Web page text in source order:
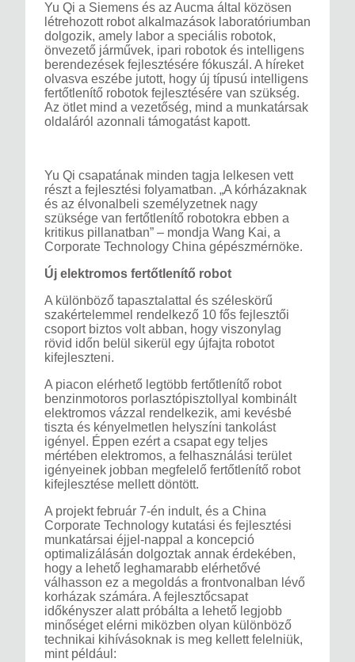
Yu Qi a Siemens és az Aucma által közösen
létrehozott robot alkalmazások laboratóriumban
dolgozik, amely labor a speciális robotok,
önvezető járművek, ipari robotok és intelligens
berendezések fejlesztésére fókuszál. A híreket
olvasva eszébe jutott, hogy új típusú intelligens
fertőtlenítő robotok fejlesztésére van szükség.
Az ötlet mind a vezetőség, mind a munkatársak
oldaláról azonnali támogatást kapott.
Yu Qi csapatának minden tagja lelkesen vett
részt a fejlesztési folyamatban. „A kórházaknak
és az élvonalbeli személyzetnek nagy
szüksége van fertőtlenítő robotokra ebben a
kritikus pillanatban” – mondja Wang Kai, a
Corporate Technology China gépészmérnöke.
Új elektromos fertőtlenítő robot
A különböző tapasztalattal és széleskörű
szakértelemmel rendelkező 10 fős fejlesztői
csoport biztos volt abban, hogy viszonylag
rövid időn belül sikerül egy újfajta robotot
kifejleszteni.
A piacon elérhető legtöbb fertőtlenítő robot
benzinmotoros porlasztópisztollyal kombinált
elektromos vázzal rendelkezik, ami kevésbé
tiszta és kényelmetlen helyszíni tankolást
igényel. Éppen ezért a csapat egy teljes
mértében elektromos, a felhasználási terület
igényeinek jobban megfelelő fertőtlenítő robot
kifejlesztése mellett döntött.
A projekt február 7-én indult, és a China
Corporate Technology kutatási és fejlesztési
munkatársai éjjel-nappal a koncepció
optimalizálásán dolgoztak annak érdekében,
hogy a lehető leghamarabb elérhetővé
válhasson ez a megoldás a frontvonalban lévő
korházak számára. A fejlesztőcsapat
időkényszer alatt próbálta a lehető legjobb
minőséget elérni miközben olyan különböző
technikai kihívásoknak is meg kellett felelniük,
mint például: